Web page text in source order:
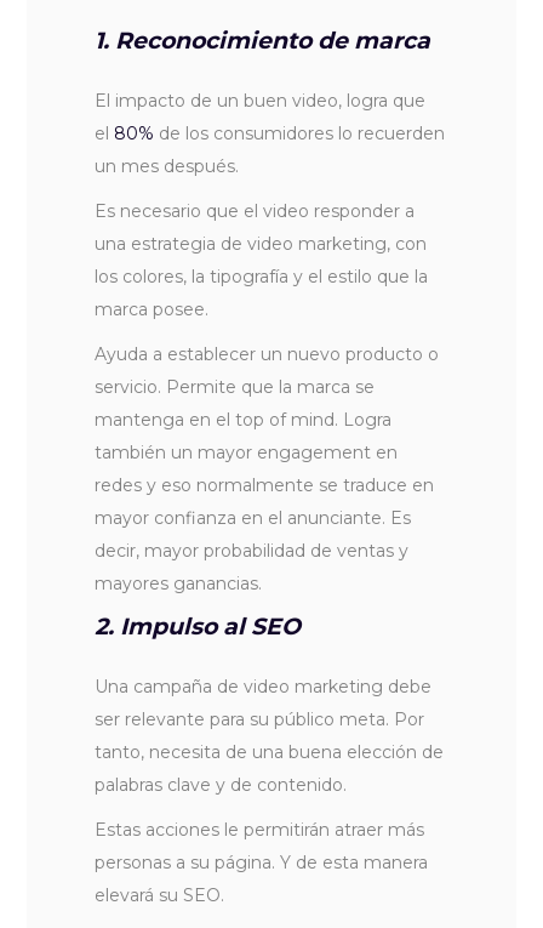
1. Reconocimiento de marca
El impacto de un buen video, logra que
el 80% de los consumidores lo recuerden
un mes después.
Es necesario que el video responder a
una estrategia de video marketing, con
los colores, la tipografía y el estilo que la
marca posee.
Ayuda a establecer un nuevo producto o
servicio. Permite que la marca se
mantenga en el top of mind. Logra
también un mayor engagement en
redes y eso normalmente se traduce en
mayor confianza en el anunciante. Es
decir, mayor probabilidad de ventas y
mayores ganancias.
2. Impulso al SEO
Una campaña de video marketing debe
ser relevante para su público meta. Por
tanto, necesita de una buena elección de
palabras clave y de contenido.
Estas acciones le permitirán atraer más
personas a su página. Y de esta manera
elevará su SEO.